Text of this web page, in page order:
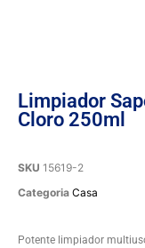
Limpiador
Cloro 250ml
SKU 15619-2
Categoria Casa
Potente limpiador